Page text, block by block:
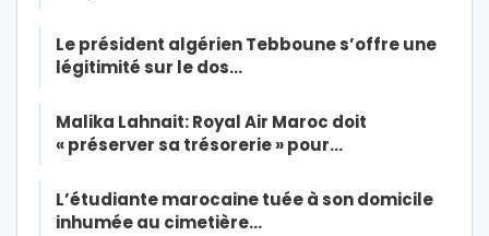
Le président algérien Tebboune s’offre une
légitimité sur le dos…
Malika Lahnait: Royal Air Maroc doit
« préserver sa trésorerie » pour…
L’étudiante marocaine tuée à son domicile
inhumée au cimetière…